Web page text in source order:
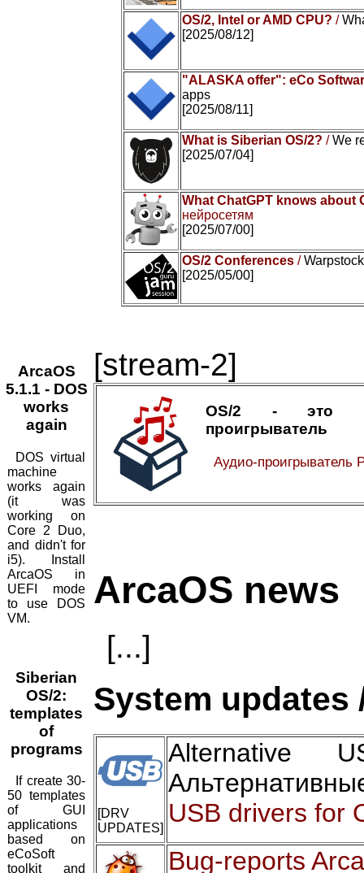
OS/2, Intel or AMD CPU? /
[2025/08/12]
"ALASKA offer": eCo
apps
[2025/08/11]
What is Siberian OS/2? /We
[2025/07/04]
What ChatGPT knows about
нейросетям
[2025/07/00]
OS/2 Conferences /
[2025/05/00]
ArcaOS
5.1.1 - DOS
works
again
DOS virtual
machine
works again
(it was
working on
Core 2 Duo,
and didn't for
i5). Install
ArcaOS in
UEFI mode
to use DOS
VM.
Siberian
OS/2:
templates
of
programs
If create 30-
50 templates
of GUI
applications
based on
eCoSoft
toolkit and
[stream-2]
OS/2 - это
проигрыватель
Аудио-проигрыватель
ArcaOS news
[...]
System updates
[DRV
UPDATES]
Alternative
USB drivers for
Bug-reports